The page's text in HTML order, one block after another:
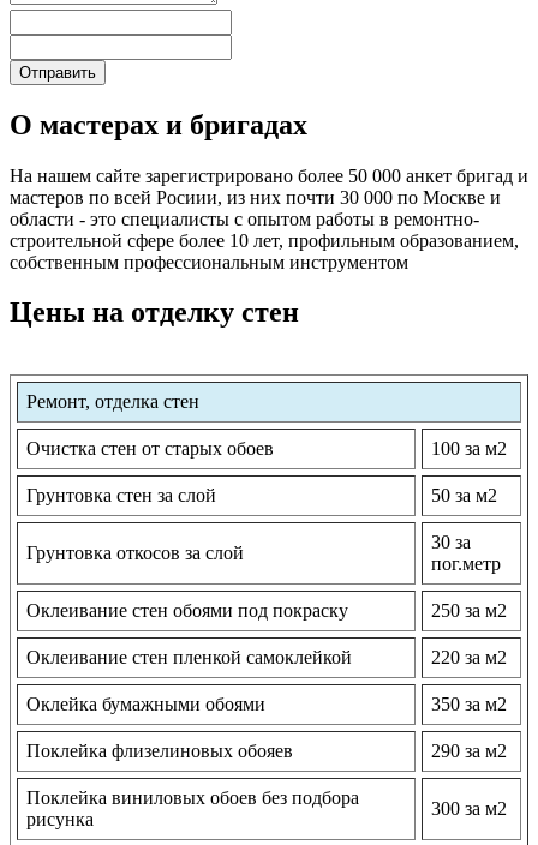
О мастерах и бригадах
На нашем сайте зарегистрировано более 50 000 анкет бригад и
мастеров по всей Росиии, из них почти 30 000 по Москве и
области - это специалисты с опытом работы в ремонтно-
строительной сфере более 10 лет, профильным образованием,
собственным профессиональным инструментом
Цены на отделку стен
Ремонт, отделка стен
Очистка стен от старых обоев 100 за м2
Грунтовка стен за слой 50 за м2
Грунтовка откосов за слой
30 за
пог.метр
Оклеивание стен обоями под покраску 250 за м2
Оклеивание стен пленкой самоклейкой 220 за м2
Оклейка бумажными обоями 350 за м2
Поклейка флизелиновых обояев 290 за м2
Поклейка виниловых обоев без подбора
рисунка
300 за м2